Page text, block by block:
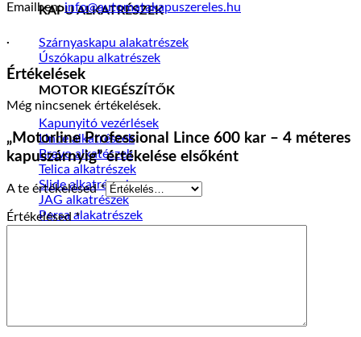
KAPU ALKATRÉSZEK
Szárnyaskapu alakatrészek
Úszókapu alkatrészek
MOTOR KIEGÉSZÍTŐK
Kapunyitó vezérlések
Lince alkatrészek
Bravo alkatészek
Telica alkatrészek
Slide alkatrészek
JAG alkatrészek
Persa alakatrészek
Emailben:info@automatakapuszereles.hu
.
Értékelések
Még nincsenek értékelések.
„Motorline Professional Lince 600 kar – 4 méteres
kapuszárnyig” értékelése elsőként
A te értékelésed*
Értékelésed*